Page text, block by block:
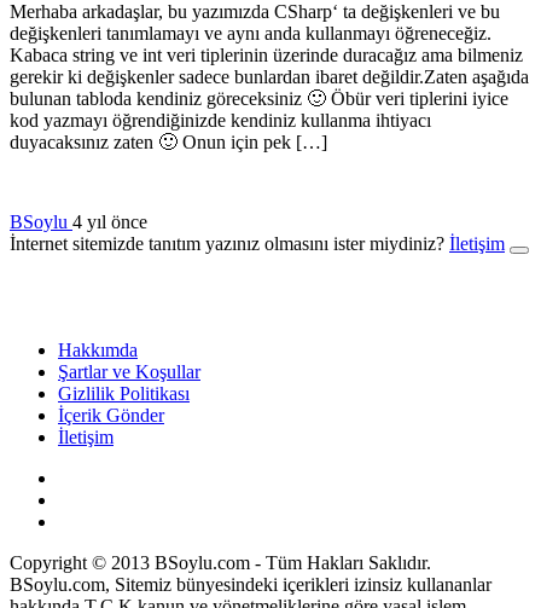
Merhaba arkadaşlar, bu yazımızda CSharp‘ ta değişkenleri ve bu
değişkenleri tanımlamayı ve aynı anda kullanmayı öğreneceğiz.
Kabaca string ve int veri tiplerinin üzerinde duracağız ama bilmeniz
gerekir ki değişkenler sadece bunlardan ibaret değildir.Zaten aşağıda
bulunan tabloda kendiniz göreceksiniz 🙂 Öbür veri tiplerini iyice
kod yazmayı öğrendiğinizde kendiniz kullanma ihtiyacı
duyacaksınız zaten 🙂 Onun için pek […]
BSoylu 4 yıl önce
İnternet sitemizde tanıtım yazınız olmasını ister miydiniz? İletişim
Hakkımda
Şartlar ve Koşullar
Gizlilik Politikası
İçerik Gönder
İletişim
Copyright © 2013 BSoylu.com - Tüm Hakları Saklıdır.
BSoylu.com, Sitemiz bünyesindeki içerikleri izinsiz kullananlar